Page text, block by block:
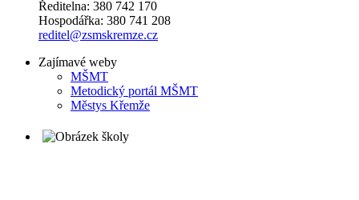
Ředitelna: 380 742 170
Hospodářka: 380 741 208
reditel@zsmskremze.cz
Zajímavé weby
MŠMT
Metodický portál MŠMT
Městys Křemže